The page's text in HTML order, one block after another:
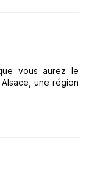
vous aurez le
une région